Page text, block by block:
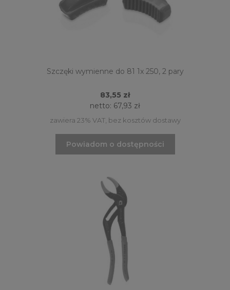
Szczęki wymienne do 81 1x 250, 2 pary
83,55 zł
netto: 67,93 zł
zawiera 23% VAT, bez kosztów dostawy
Powiadom o dostępności